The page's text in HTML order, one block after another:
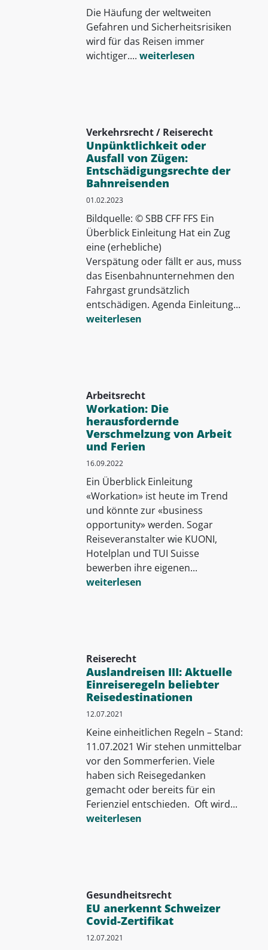
Die Häufung der weltweiten
Gefahren und Sicherheitsrisiken
wird für das Reisen immer
wichtiger.... weiterlesen
Verkehrsrecht / Reiserecht
Unpünktlichkeit oder
Ausfall von Zügen:
Entschädigungsrechte der
Bahnreisenden
01.02.2023
Bildquelle: © SBB CFF FFS Ein
Überblick Einleitung Hat ein Zug
eine (erhebliche)
Verspätung oder fällt er aus, muss
das Eisenbahnunternehmen den
Fahrgast grundsätzlich
entschädigen. Agenda Einleitung...
weiterlesen
Arbeitsrecht
Workation: Die
herausfordernde
Verschmelzung von Arbeit
und Ferien
16.09.2022
Ein Überblick Einleitung
«Workation» ist heute im Trend
und könnte zur «business
opportunity» werden. Sogar
Reiseveranstalter wie KUONI,
Hotelplan und TUI Suisse
bewerben ihre eigenen...
weiterlesen
Reiserecht
Auslandreisen III: Aktuelle
Einreiseregeln beliebter
Reisedestinationen
12.07.2021
Keine einheitlichen Regeln – Stand:
11.07.2021 Wir stehen unmittelbar
vor den Sommerferien. Viele
haben sich Reisegedanken
gemacht oder bereits für ein
Ferienziel entschieden. Oft wird...
weiterlesen
Gesundheitsrecht
EU anerkennt Schweizer
Covid-Zertifikat
12.07.2021